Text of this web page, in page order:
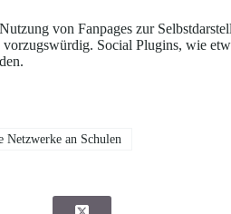
von Fanpages zur
Social Plugins, wie
Netzwerke an Schulen